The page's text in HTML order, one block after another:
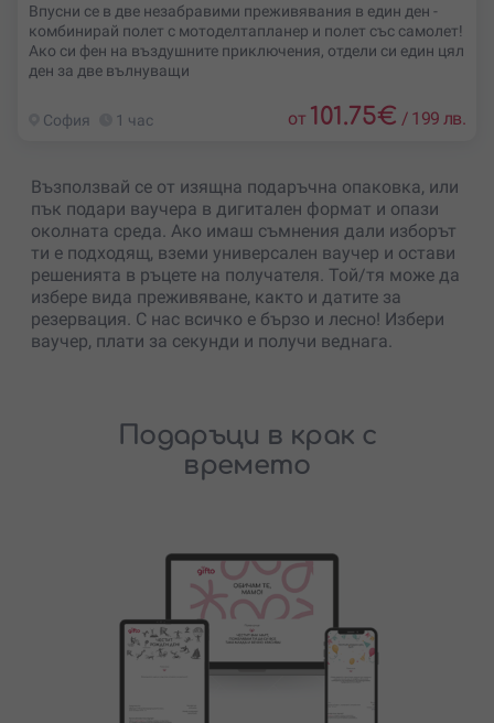
Впусни се в две незабравими преживявания в един ден -
комбинирай полет с мотоделтапланер и полет със самолет!
Ако си фен на въздушните приключения, отдели си един цял
ден за две вълнуващи
София 1 час от 101.75€ / 199 лв.
Възползвай се от изящна подаръчна опаковка, или
пък подари ваучера в дигитален формат и опази
околната среда. Ако имаш съмнения дали изборът
ти е подходящ, вземи универсален ваучер и остави
решенията в ръцете на получателя. Той/тя може да
избере вида преживяване, както и датите за
резервация. С нас всичко е бързо и лесно! Избери
ваучер, плати за секунди и получи веднага.
Подаръци в крак с
времето